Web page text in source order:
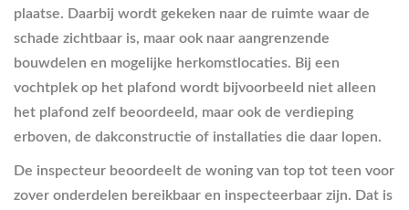
plaatse. Daarbij wordt gekeken naar de ruimte waar de
schade zichtbaar is, maar ook naar aangrenzende
bouwdelen en mogelijke herkomstlocaties. Bij een
vochtplek op het plafond wordt bijvoorbeeld niet alleen
het plafond zelf beoordeeld, maar ook de verdieping
erboven, de dakconstructie of installaties die daar lopen.
De inspecteur beoordeelt de woning van top tot teen voor
zover onderdelen bereikbaar en inspecteerbaar zijn. Dat is